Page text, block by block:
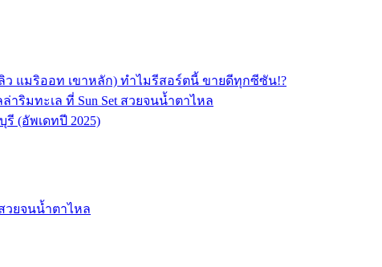
บลิว แมริออท เขาหลัก) ทำไมรีสอร์ตนี้ ขายดีทุกซีซัน!?
าริมทะเล ที่ Sun Set สวยจนน้ำตาไหล
(อัพเดทปี 2025)
วยจนน้ำตาไหล